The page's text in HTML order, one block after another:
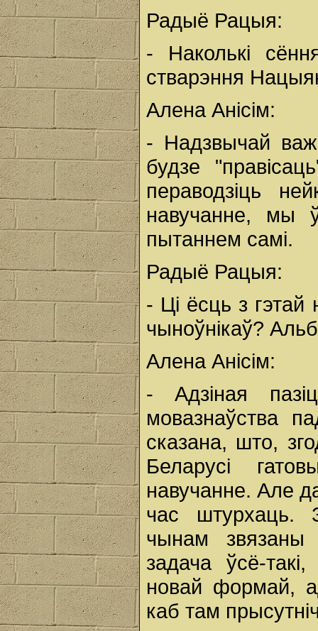
Радыё Рацыя:
- Наколькі
стварэння
Алена Анісім:
- Надзвычай
будзе
пераводзіць
навучанне, мы
пытаннем самі.
Радыё Рацыя:
- Ці ёсць з
чыноўнікаў?
Алена Анісім:
- Адзіная
мовазнаўства
сказана, што,
Беларусі
навучанне. Але
час штурхаць.
чынам звязаны
задача ўсё-
новай формай,
каб там